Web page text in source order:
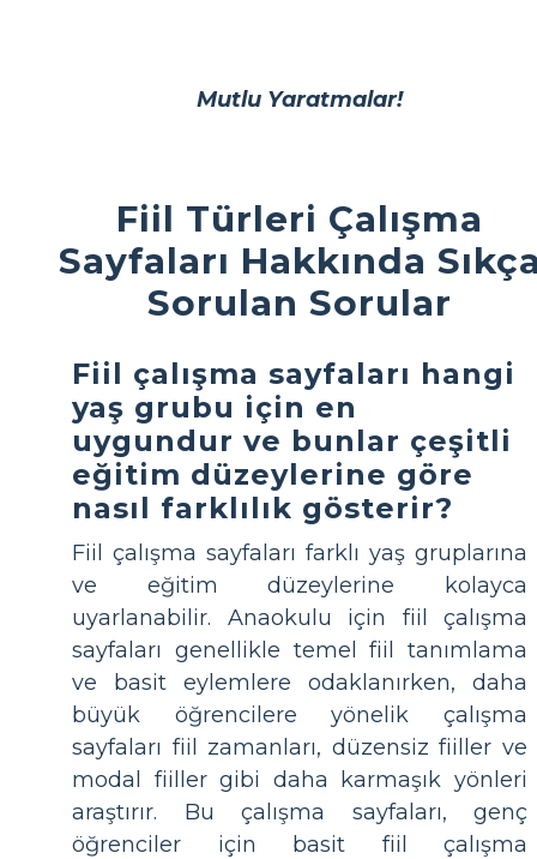
Mutlu Yaratmalar!
Fiil Türleri Çalışma
Sayfaları Hakkında
Sorulan Sorular
Fiil çalışma sayfaları hangi
yaş grubu için en
uygundur ve bunlar çeşitli
eğitim düzeylerine göre
nasıl farklılık gösterir?
Fiil çalışma sayfaları farklı yaş gruplarına
ve eğitim düzeylerine kolayca
uyarlanabilir. Anaokulu için fiil çalışma
sayfaları genellikle temel fiil tanımlama
ve basit eylemlere odaklanırken, daha
büyük öğrencilere yönelik çalışma
sayfaları fiil zamanları, düzensiz fiiller ve
modal fiiller gibi daha karmaşık yönleri
araştırır. Bu çalışma sayfaları, genç
öğrenciler için basit fiil çalışma